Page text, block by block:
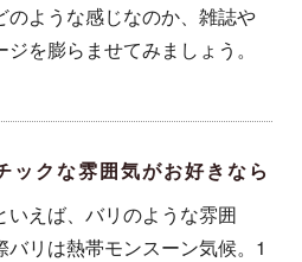
のような感じなのか、雑誌や
を膨らませてみましょう。
ックな雰囲気がお好きなら
えば、バリのような雰囲
リは熱帯モンスーン気候。1